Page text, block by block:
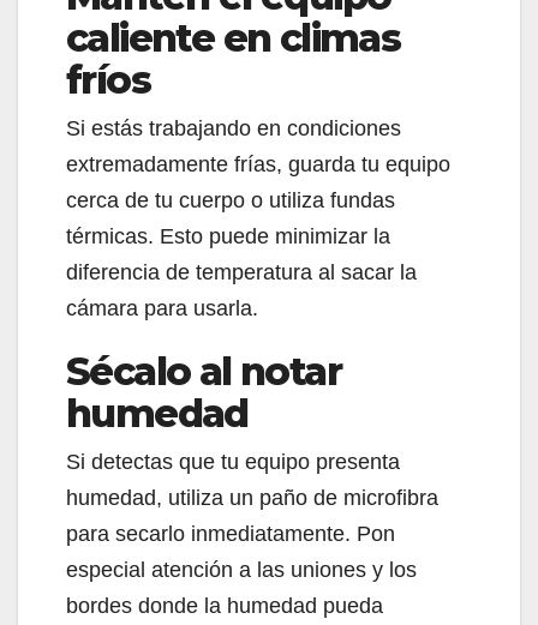
caliente en climas
fríos
Si estás trabajando en condiciones
extremadamente frías, guarda tu equipo
cerca de tu cuerpo o utiliza fundas
térmicas. Esto puede minimizar la
diferencia de temperatura al sacar la
cámara para usarla.
Sécalo al notar
humedad
Si detectas que tu equipo presenta
humedad, utiliza un paño de microfibra
para secarlo inmediatamente. Pon
especial atención a las uniones y los
bordes donde la humedad pueda